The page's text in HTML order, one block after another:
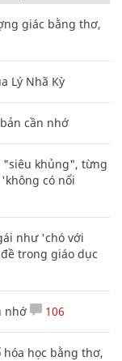
giác bằng thơ,
Lý Nhã Kỳ
cần nhớ
"siêu khủng", từng
có nổi
như 'chó với
trong giáo dục
nhớ 106
học bằng thơ,